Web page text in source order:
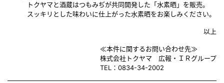
トクヤマと酒蔵はつもみぢが共同開発した「水素晒」を販売。
スッキリとした味わいに仕上がった水素晒をお楽しみください。
以上
≪本件に関するお問い合わせ先≫
株式会社トクヤマ 広報・ＩＲグループ
TEL：0834-34-2002